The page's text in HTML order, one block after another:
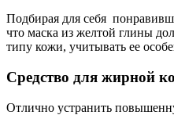
Подбирая для себя
что маска из желтой глины
типу кожи, учитывать ее
Средство для жирной
Отлично устранить